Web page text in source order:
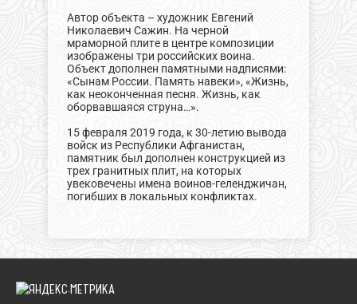
Автор объекта – художник Евгений
Николаевич Сажин. На черной
мраморной плите в центре композиции
изображены три российских воина.
Объект дополнен памятными надписями:
«Сынам России. Память навеки», «Жизнь,
как неоконченная песня. Жизнь, как
оборвавшаяся струна…».
15 февраля 2019 года, к 30-летию вывода
войск из Республики Афганистан,
памятник был дополнен конструкцией из
трех гранитных плит, на которых
увековечены имена воинов-геленджичан,
погибших в локальных конфликтах.